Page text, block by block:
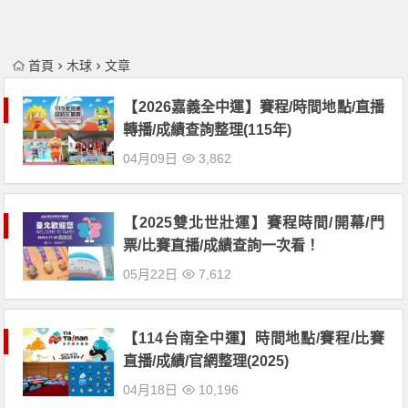
首頁 木球 文章
【2026嘉義全中運】賽程/時間地點/直播
轉播/成績查詢整理(115年)
04月09日 3,862
【2025雙北世壯運】賽程時間/開幕/門
票/比賽直播/成績查詢一次看！
05月22日 7,612
【114台南全中運】時間地點/賽程/比賽
直播/成績/官網整理(2025)
04月18日 10,196